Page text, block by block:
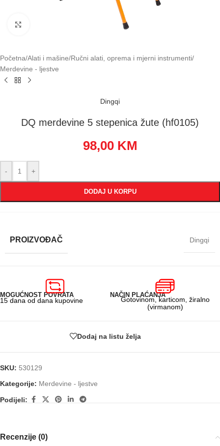
Početna/Alati i mašine/Ručni alati, oprema i mjerni instrumenti/
Merdevine - ljestve
Dingqi
DQ merdevine 5 stepenica žute (hf0105)
98,00 KM
- +
DODAJ U KORPU
PROIZVOĐAČ Dingqi
MOGUĆNOST POVRATA
15 dana od dana kupovine
NAČIN PLAĆANJA
Gotovinom, karticom, žiralno
(virmanom)
Dodaj na listu želja
SKU: 530129
Kategorije: Merdevine - ljestve
Podijeli:
Recenzije (0)